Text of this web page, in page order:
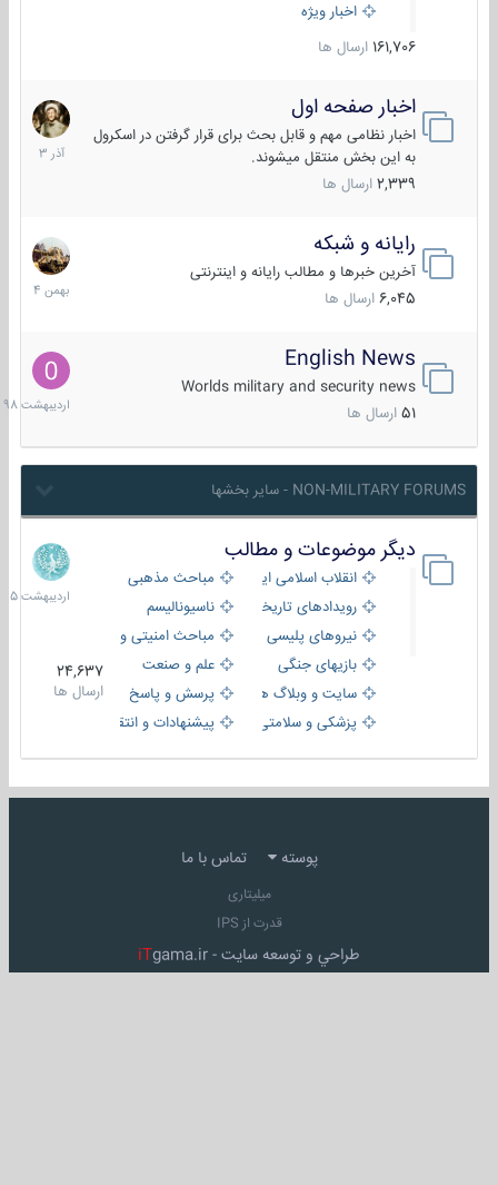
اخبار ویژه
161,706 ارسال ها
اخبار صفحه اول
اخبار نظامی مهم و قابل بحث برای قرار گرفتن در اسکرول
به این بخش منتقل میشوند.
2,339 ارسال ها
7
آذر
1403
رایانه و شبکه
آخرین خبرها و مطالب رایانه و اینترنتی
6,045 ارسال ها
30
بهمن
1404
English News
Worlds military and security news
51 ارسال ها
10
1398
NON-MILITARY FORUMS - سایر بخشها
دیگر موضوعات و مطالب
انقلاب اسلامی ایران
مباحث مذهبی
رویدادهای تاریخی و مذهبیناسیونالیسم
نیروهای پلیسی
مباحث امنیتی و اطلاعاتی
بازیهای جنگی
علم و صنعت
سایت و وبلاگ ها
پرسش و پاسخ
پزشکی و سلامتی
پیشنهادات و انتقادات
24,637
ارسال ها
8
1405
پوسته تماس با ما
میلیتاری
قدرت از IPS
طراحي و توسعه سايت - iTgama.ir